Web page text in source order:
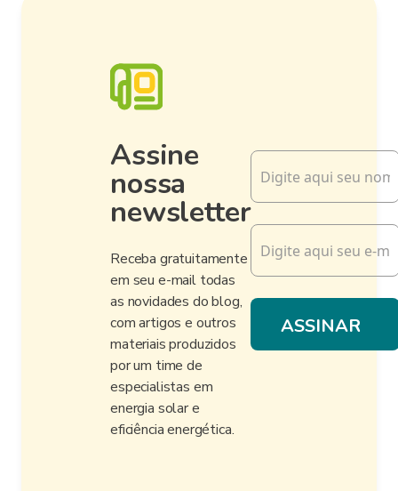
Assine
nossa
newsletter
Receba gratuitamente
em seu e-mail todas
as novidades do blog,
com artigos e outros
materiais produzidos
por um time de
especialistas em
energia solar e
eficiência energética.